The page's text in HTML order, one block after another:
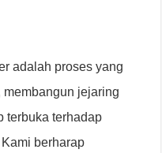
adalah proses yang
membangun jejaring
terbuka terhadap
berharap